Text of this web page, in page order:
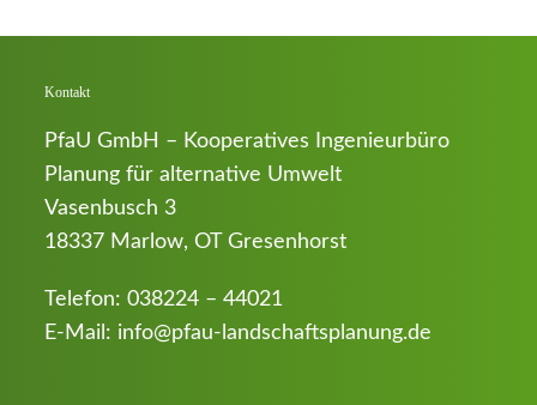
Kontakt
PfaU GmbH – Kooperatives Ingenieurbüro
Planung für alternative Umwelt
Vasenbusch 3
18337 Marlow, OT Gresenhorst
Telefon:038224 – 44021
E-Mail: info@pfau-landschaftsplanung.de